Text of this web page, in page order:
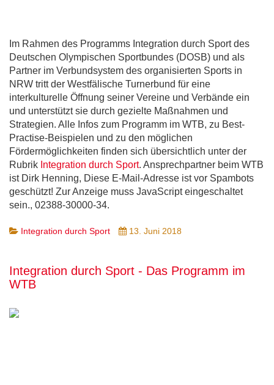
Im Rahmen des Programms Integration durch Sport des
Deutschen Olympischen Sportbundes (DOSB) und als
Partner im Verbundsystem des organisierten Sports in
NRW tritt der Westfälische Turnerbund für eine
interkulturelle Öffnung seiner Vereine und Verbände ein
und unterstützt sie durch gezielte Maßnahmen und
Strategien. Alle Infos zum Programm im WTB, zu Best-
Practise-Beispielen und zu den möglichen
Fördermöglichkeiten finden sich übersichtlich unter der
Rubrik Integration durch Sport. Ansprechpartner beim WTB
ist Dirk Henning, Diese E-Mail-Adresse ist vor Spambots
geschützt! Zur Anzeige muss JavaScript eingeschaltet
sein., 02388-30000-34.
Integration durch Sport 13. Juni 2018
Integration durch Sport - Das Programm im
WTB